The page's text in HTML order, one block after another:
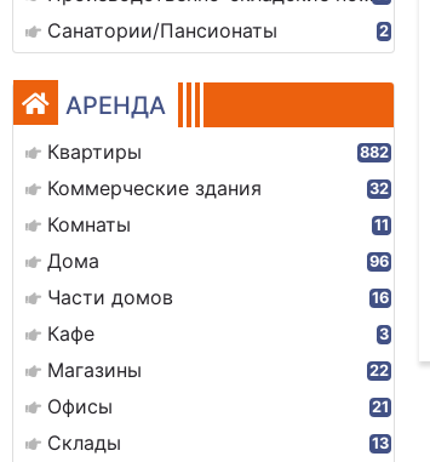
Санатории/Пансионаты 2
АРЕНДА
Квартиры 882
Коммерческие здания 32
Комнаты 11
Дома 96
Части домов 16
Кафе 3
Магазины 22
Офисы 21
Склады 13